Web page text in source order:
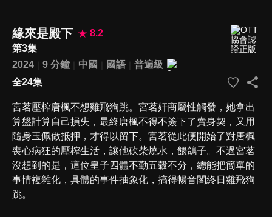
緣來是殿下
8.2
第3集
2024
9 分鐘 中國 國語
普遍級
全24集
宮茗壓榨唐楓不想雞飛狗跳。宮茗奸商屬性觸發，她拿出
算盤計算自己損失，最終唐楓不得不簽下了賣身契，又用
隨身玉佩做抵押，才得以留下。宮茗從此便開始了對唐楓
喪心病狂的壓榨生活，讓他砍柴燒水，餵鴿子。不過宮茗
沒想到的是，這位皇子四體不勤五穀不分，總能把簡單的
事情複雜化，具體的事件抽象化，搞得暢音閣終日雞飛狗
跳。